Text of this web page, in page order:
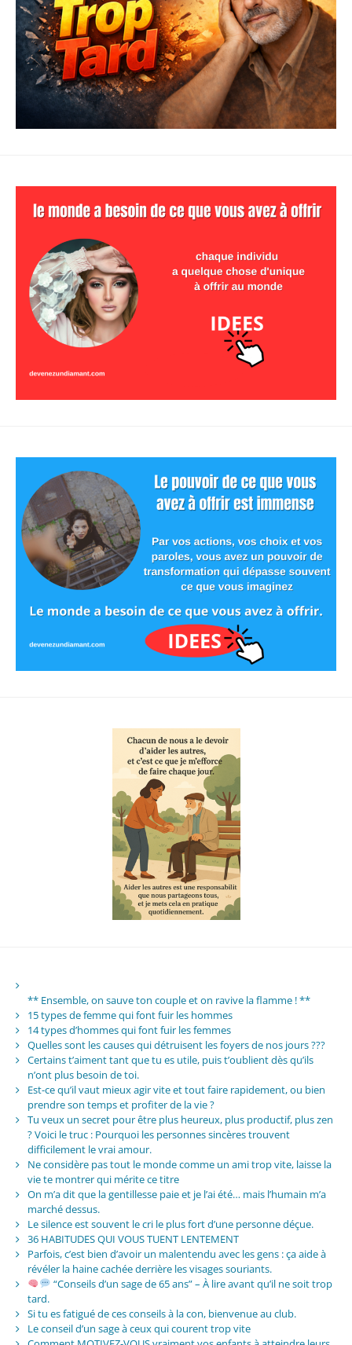
** Ensemble, on sauve ton couple et on ravive la flamme ! **
15 types de femme qui font fuir les hommes
14 types d’hommes qui font fuir les femmes
Quelles sont les causes qui détruisent les foyers de nos jours ???
Certains t’aiment tant que tu es utile, puis t’oublient dès qu’ils
n’ont plus besoin de toi.
Est-ce qu’il vaut mieux agir vite et tout faire rapidement, ou bien
prendre son temps et profiter de la vie ?
Tu veux un secret pour être plus heureux, plus productif, plus zen
? Voici le truc : Pourquoi les personnes sincères trouvent
difficilement le vrai amour.
Ne considère pas tout le monde comme un ami trop vite, laisse la
vie te montrer qui mérite ce titre
On m’a dit que la gentillesse paie et je l’ai été… mais l’humain m’a
marché dessus.
Le silence est souvent le cri le plus fort d’une personne déçue.
36 HABITUDES QUI VOUS TUENT LENTEMENT
Parfois, c’est bien d’avoir un malentendu avec les gens : ça aide à
révéler la haine cachée derrière les visages souriants.
“Conseils d’un sage de 65 ans” – À lire avant qu’il ne soit trop
tard.
Si tu es fatigué de ces conseils à la con, bienvenue au club.
Le conseil d’un sage à ceux qui courent trop vite